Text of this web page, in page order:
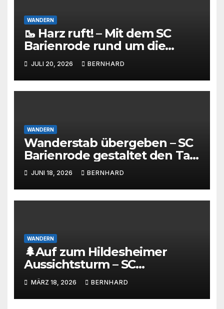
WANDERN
🥾 Harz ruft! – Mit dem SC
Barienrode rund um die
Eckertalsperre
JULI 20, 2026 BERNHARD
WANDERN
Wanderstab übergeben – SC
Barienrode gestaltet den Tag
des Wanderns 2026
maßgeblich mit
JUNI 18, 2026 BERNHARD
WANDERN
🌲Auf zum Hildesheimer
Aussichtsturm – SC
Barienrode lädt zur
Wanderung! 🌲
MÄRZ 18, 2026 BERNHARD